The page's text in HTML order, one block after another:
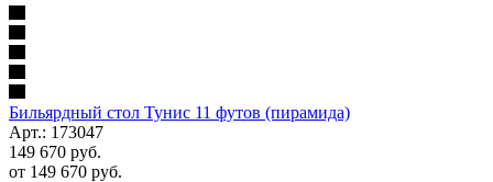
Бильярдный стол Тунис 11 футов (пирамида)
Арт.: 173047
149 670 руб.
от 149 670 руб.